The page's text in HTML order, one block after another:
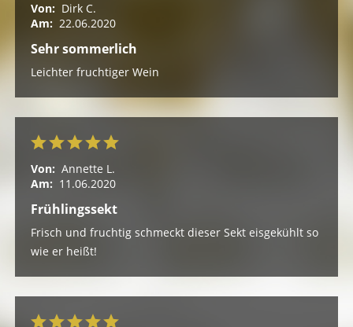
Von: Dirk C.
Am: 22.06.2020
Sehr sommerlich
Leichter fruchtiger Wein
Von: Annette L.
Am: 11.06.2020
Frühlingssekt
Frisch und fruchtig schmeckt dieser Sekt eisgekühlt so
wie er heißt!